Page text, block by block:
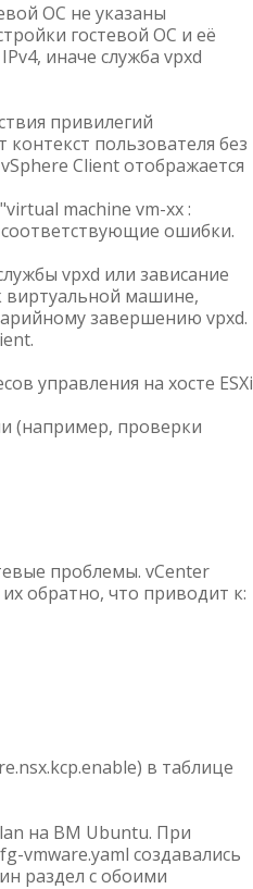
ОС не указаны
гостевой ОС и её
иначе служба vpxd
привилегий
пользователя без
Client отображается
machine vm-xx :
ошибки.
vpxd или зависание
виртуальной машине,
завершению vpxd.
управления на хосте ESXi
(например, проверки
проблемы. vCenter
обратно, что приводит к:
в таблице
на ВМ Ubuntu. При
vmware.yaml создавались
раздел с обоими